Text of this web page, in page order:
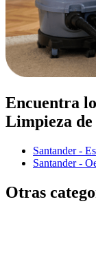
Encuentra
Limpieza
Santander -
Santander -
Otras